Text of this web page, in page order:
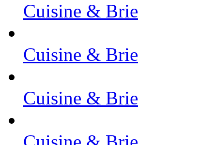
Cuisine & Brie
Cuisine & Brie
Cuisine & Brie